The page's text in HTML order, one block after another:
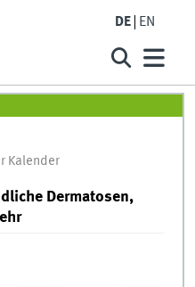
DE EN
Kalender
Dermatosen,